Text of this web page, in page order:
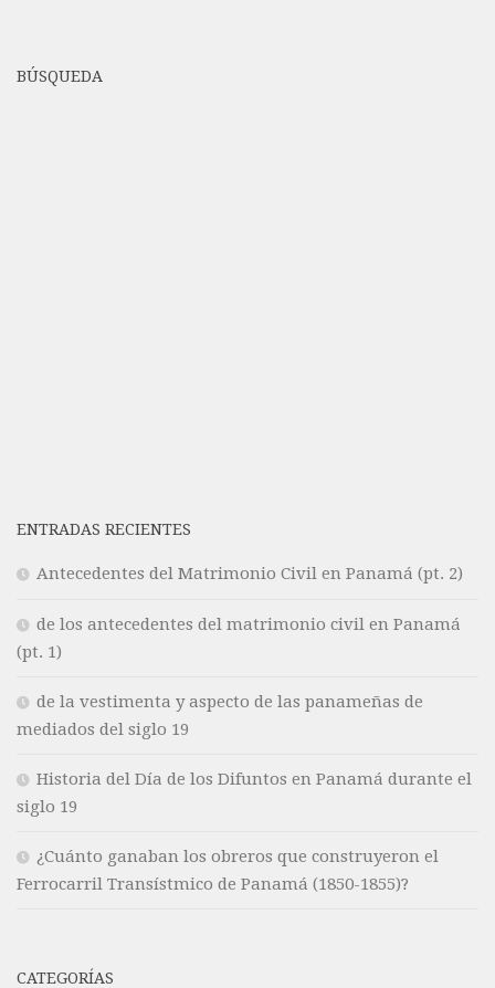
BÚSQUEDA
ENTRADAS RECIENTES
Antecedentes del Matrimonio Civil en Panamá (pt. 2)
de los antecedentes del matrimonio civil en Panamá
(pt. 1)
de la vestimenta y aspecto de las panameñas de
mediados del siglo 19
Historia del Día de los Difuntos en Panamá durante el
siglo 19
¿Cuánto ganaban los obreros que construyeron el
Ferrocarril Transístmico de Panamá (1850-1855)?
CATEGORÍAS